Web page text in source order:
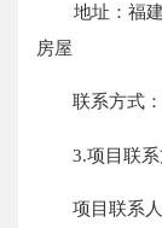
地址：福建
房屋
联系方式：
3.项目联系
项目联系人